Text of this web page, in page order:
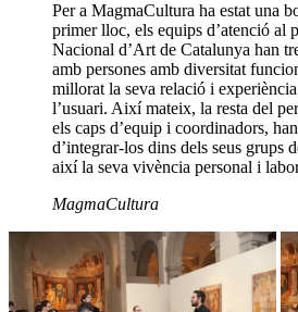
Per a MagmaCultura ha estat una
primer lloc, els equips d’atenció al
Nacional d’Art de Catalunya han
amb persones amb diversitat
millorat la seva relació i experiència
l’usuari. Així mateix, la resta del
els caps d’equip i coordinadors,
d’integrar-los dins dels seus grups
així la seva vivència personal i
MagmaCultura